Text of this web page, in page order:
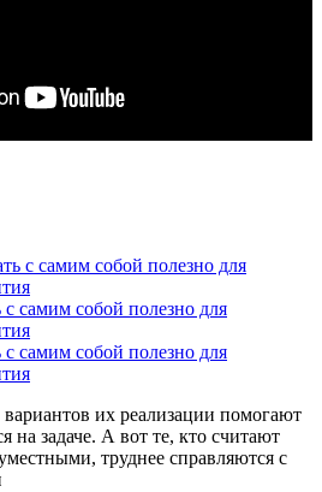
самим собой полезно для
самим собой полезно для
их реализации помогают
на задаче. А вот те, кто считают
труднее справляются с